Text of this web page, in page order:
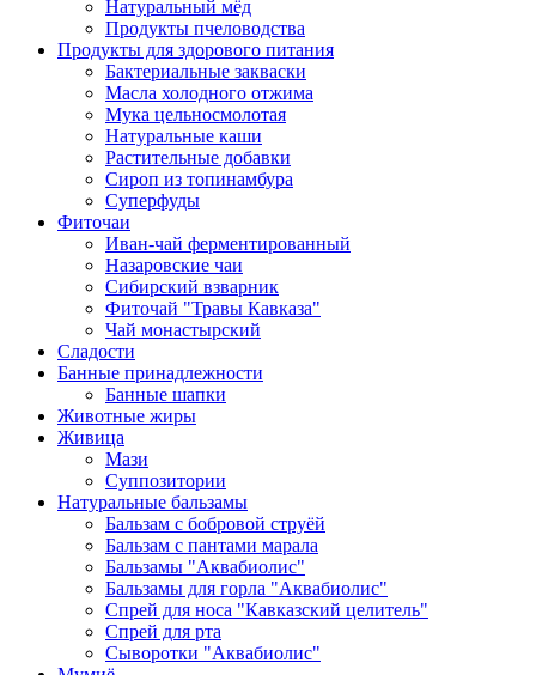
Натуральный мёд
Продукты пчеловодства
Продукты для здорового питания
Бактериальные закваски
Масла холодного отжима
Мука цельносмолотая
Натуральные каши
Растительные добавки
Сироп из топинамбура
Суперфуды
Фиточаи
Иван-чай ферментированный
Назаровские чаи
Сибирский взварник
Фиточай "Травы Кавказа"
Чай монастырский
Сладости
Банные принадлежности
Банные шапки
Животные жиры
Живица
Мази
Суппозитории
Натуральные бальзамы
Бальзам с бобровой струёй
Бальзам с пантами марала
Бальзамы "Аквабиолис"
Бальзамы для горла "Аквабиолис"
Спрей для носа "Кавказский целитель"
Спрей для рта
Сыворотки "Аквабиолис"